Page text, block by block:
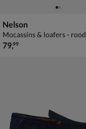
Nelson
Mocassins & loafers - rood
€ 79,99
79,99